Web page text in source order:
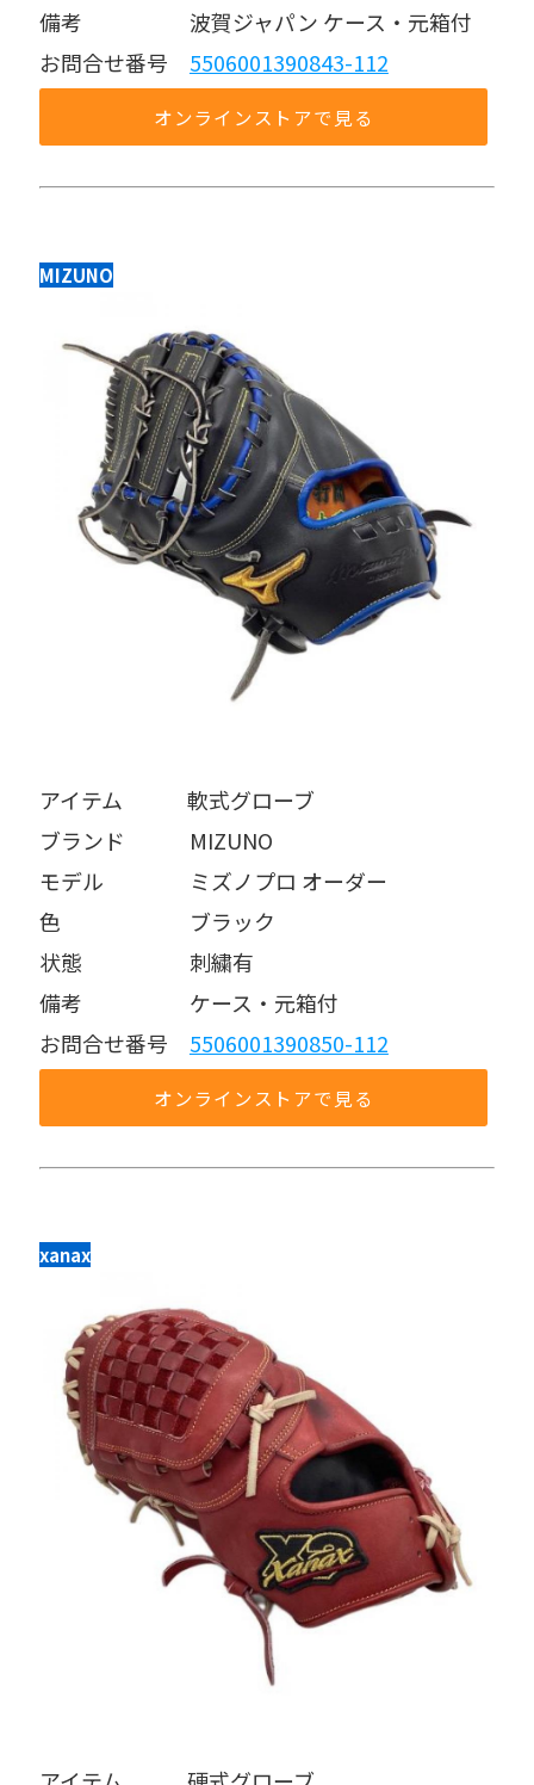
備考     波賀ジャパン ケース・元箱付
お問合せ番号 5506001390843-112
オンラインストアで見る
MIZUNO
アイテム   軟式グローブ
ブランド   MIZUNO
モデル    ミズノプロ オーダー
色      ブラック
状態     刺繍有
備考     ケース・元箱付
お問合せ番号 5506001390850-112
オンラインストアで見る
xanax